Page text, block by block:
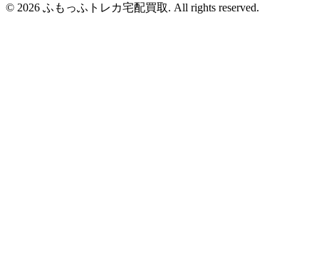
© 2026 ふもっふトレカ宅配買取. All rights reserved.